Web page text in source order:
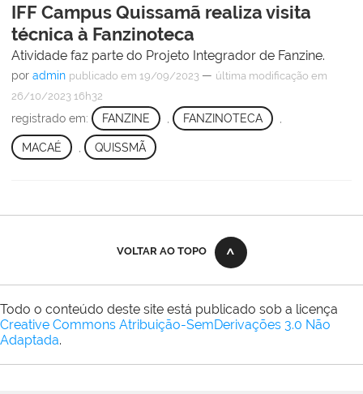
IFF Campus Quissamã realiza visita
técnica à Fanzinoteca
Atividade faz parte do Projeto Integrador de Fanzine.
por admin publicado em 19/09/2023 — última modificação em
26/10/2023 16h32
registrado em: FANZINE FANZINOTECA
MACAÉ QUISSMÃ
VOLTAR AO TOPO
Todo o conteúdo deste site está publicado sob a licença
Creative Commons Atribuição-SemDerivações 3.0 Não
Adaptada.